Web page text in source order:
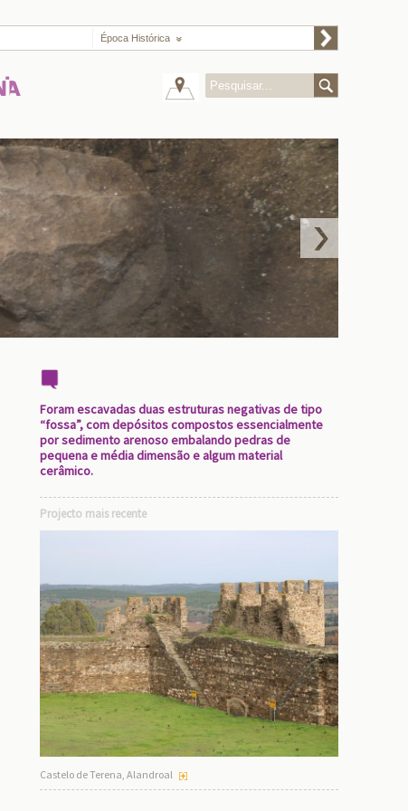
Época Histórica
Foram escavadas duas estruturas negativas de tipo
“fossa”, com depósitos compostos essencialmente
por sedimento arenoso embalando pedras de
pequena e média dimensão e algum material
cerâmico.
Projecto mais recente
Castelo de Terena, Alandroal